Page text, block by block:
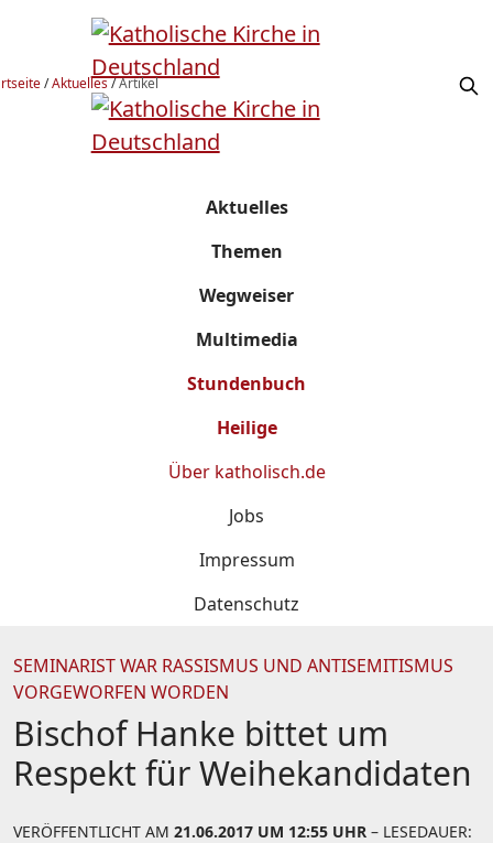
/Aktuelles/Artikel
Aktuelles
Themen
Wegweiser
Multimedia
Stundenbuch
Heilige
Über katholisch.de
Jobs
Impressum
Datenschutz
SEMINARIST WAR RASSISMUS UND ANTISEMITISMUS
VORGEWORFEN WORDEN
Bischof Hanke bittet um
Respekt für Weihekandidaten
VERÖFFENTLICHT AM 21.06.2017 UM 12:55 UHR – LESEDAUER: